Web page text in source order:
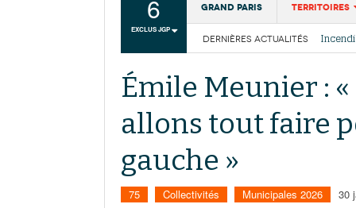
6
EXCLUS JGP
Grand Paris Territoires
Institutions
Services
DERNIÈRES ACTUALITÉS
La
Émile Meunier :
allons tout faire
gauche »
75 Collectivités Municipales 2026 30